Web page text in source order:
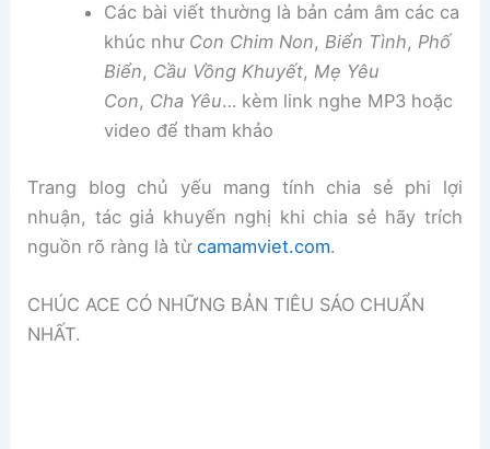
Các bài viết thường là bản cảm âm các ca
khúc như Con Chim Non, Biển Tình, Phố
Biển, Cầu Vồng Khuyết, Mẹ Yêu
Con, Cha Yêu… kèm link nghe MP3 hoặc
video để tham khảo
Trang blog chủ yếu mang tính chia sẻ phi lợi
nhuận, tác giả khuyến nghị khi chia sẻ hãy trích
nguồn rõ ràng là từcamamviet.com.
CHÚC ACE CÓ NHỮNG BẢN TIÊU SÁO CHUẨN
NHẤT.